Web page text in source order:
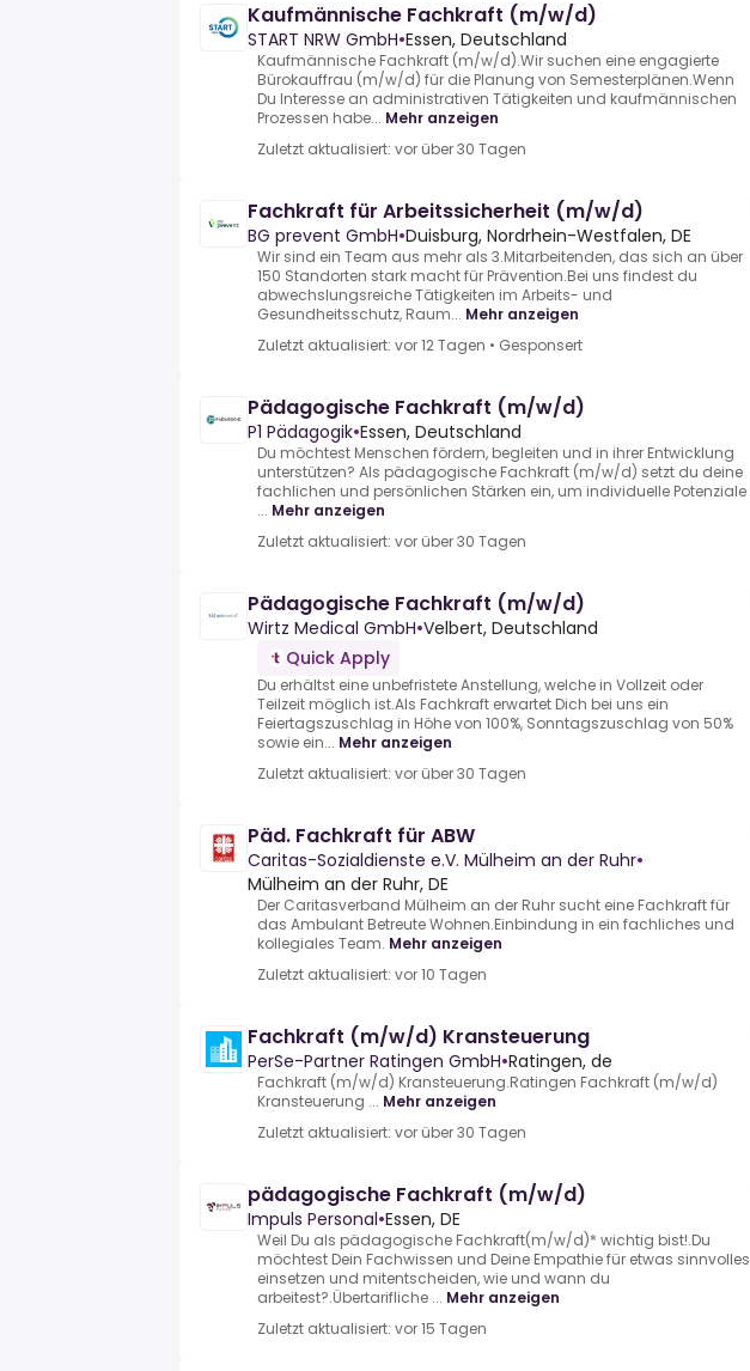
Kaufmännische Fachkraft (m/w/d)
START NRW GmbH•Essen, Deutschland
Kaufmännische Fachkraft (m/w/d).Wir suchen eine engagierte
Bürokauffrau (m/w/d) für die Planung von Semesterplänen.Wenn
Du Interesse an administrativen Tätigkeiten und kaufmännischen
Prozessen habe... Mehr anzeigen
Zuletzt aktualisiert: vor über 30 Tagen
Fachkraft für Arbeitssicherheit (m/w/d)
BG prevent GmbH•Duisburg, Nordrhein-Westfalen, DE
Wir sind ein Team aus mehr als 3.Mitarbeitenden, das sich an über
150 Standorten stark macht für Prävention.Bei uns findest du
abwechslungsreiche Tätigkeiten im Arbeits- und
Gesundheitsschutz, Raum... Mehr anzeigen
Zuletzt aktualisiert: vor 12 Tagen • Gesponsert
Pädagogische Fachkraft (m/w/d)
P1 Pädagogik•Essen, Deutschland
Du möchtest Menschen fördern, begleiten und in ihrer Entwicklung
unterstützen? Als pädagogische Fachkraft (m/w/d) setzt du deine
fachlichen und persönlichen Stärken ein, um individuelle Potenziale
... Mehr anzeigen
Zuletzt aktualisiert: vor über 30 Tagen
Pädagogische Fachkraft (m/w/d)
Wirtz Medical GmbH•Velbert, Deutschland
Quick Apply
Du erhältst eine unbefristete Anstellung, welche in Vollzeit oder
Teilzeit möglich ist.Als Fachkraft erwartet Dich bei uns ein
Feiertagszuschlag in Höhe von 100%, Sonntagszuschlag von 50%
sowie ein... Mehr anzeigen
Zuletzt aktualisiert: vor über 30 Tagen
Päd. Fachkraft für ABW
Caritas-Sozialdienste e.V. Mülheim an der Ruhr•
Mülheim an der Ruhr, DE
Der Caritasverband Mülheim an der Ruhr sucht eine Fachkraft für
das Ambulant Betreute Wohnen.Einbindung in ein fachliches und
kollegiales Team. Mehr anzeigen
Zuletzt aktualisiert: vor 10 Tagen
Fachkraft (m/w/d) Kransteuerung
PerSe-Partner Ratingen GmbH•Ratingen, de
Fachkraft (m/w/d) Kransteuerung.Ratingen Fachkraft (m/w/d)
Kransteuerung ... Mehr anzeigen
Zuletzt aktualisiert: vor über 30 Tagen
pädagogische Fachkraft (m/w/d)
Impuls Personal•Essen, DE
Weil Du als pädagogische Fachkraft(m/w/d)* wichtig bist!.Du
möchtest Dein Fachwissen und Deine Empathie für etwas sinnvolles
einsetzen und mitentscheiden, wie und wann du
arbeitest?.Übertarifliche ... Mehr anzeigen
Zuletzt aktualisiert: vor 15 Tagen